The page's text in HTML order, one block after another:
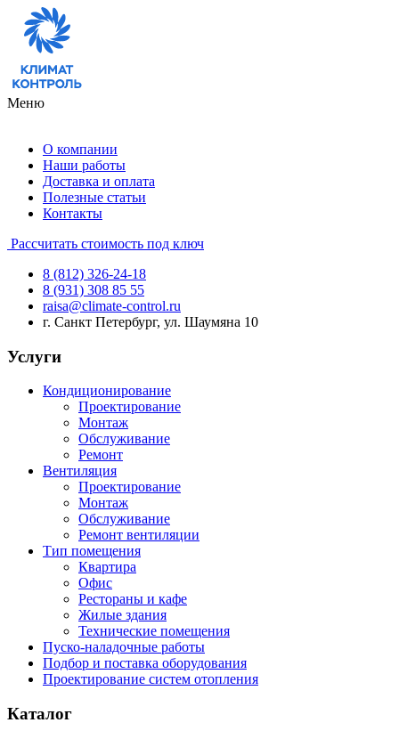
Меню
О компании
Наши работы
Доставка и оплата
Полезные статьи
Контакты
Рассчитать стоимость под ключ
8 (812) 326-24-18
8 (931) 308 85 55
raisa@climate-control.ru
г. Санкт Петербург, ул. Шаумяна 10
Услуги
Кондиционирование
Проектирование
Монтаж
Обслуживание
Ремонт
Вентиляция
Проектирование
Монтаж
Обслуживание
Ремонт вентиляции
Тип помещения
Квартира
Офис
Рестораны и кафе
Жилые здания
Технические помещения
Пуско-наладочные работы
Подбор и поставка оборудования
Проектирование систем отопления
Каталог